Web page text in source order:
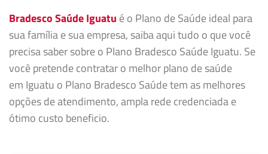
Bradesco Saúde Iguatu é o Plano de Saúde ideal para
sua família e sua empresa, saiba aqui tudo o que você
precisa saber sobre o Plano Bradesco Saúde Iguatu. Se
você pretende contratar o melhor plano de saúde
em Iguatu o Plano Bradesco Saúde tem as melhores
opções de atendimento, ampla rede credenciada e
ótimo custo beneficio.